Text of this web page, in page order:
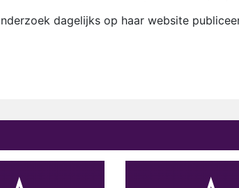
dagelijks op haar website